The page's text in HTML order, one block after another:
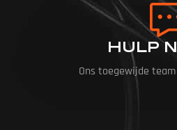
HULP
Ons toegewijde